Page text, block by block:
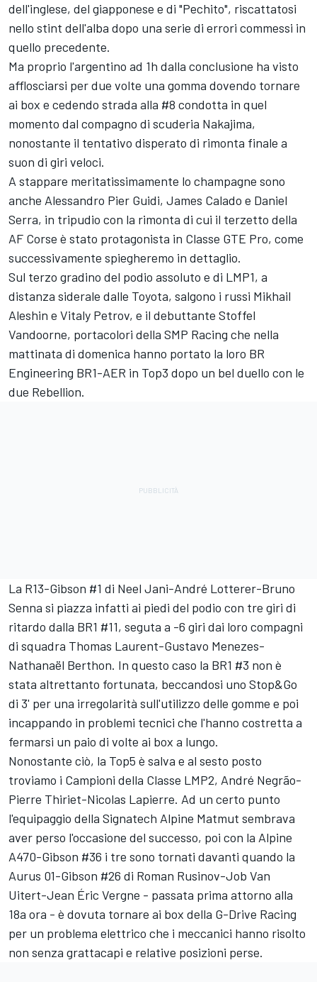
dell'inglese, del giapponese e di "Pechito", riscattatosi
nello stint dell'alba dopo una serie di errori commessi in
quello precedente.
Ma proprio l'argentino ad 1h dalla conclusione ha visto
afflosciarsi per due volte una gomma dovendo tornare
ai box e cedendo strada alla #8 condotta in quel
momento dal compagno di scuderia Nakajima,
nonostante il tentativo disperato di rimonta finale a
suon di giri veloci.
A stappare meritatissimamente lo champagne sono
anche Alessandro Pier Guidi, James Calado e Daniel
Serra, in tripudio con la rimonta di cui il terzetto della
AF Corse è stato protagonista in Classe GTE Pro, come
successivamente spiegheremo in dettaglio.
Sul terzo gradino del podio assoluto e di LMP1, a
distanza siderale dalle Toyota, salgono i russi Mikhail
Aleshin e Vitaly Petrov, e il debuttante Stoffel
Vandoorne, portacolori della SMP Racing che nella
mattinata di domenica hanno portato la loro BR
Engineering BR1-AER in Top3 dopo un bel duello con le
due Rebellion.
La R13-Gibson #1 di Neel Jani-André Lotterer-Bruno
Senna si piazza infatti ai piedi del podio con tre giri di
ritardo dalla BR1 #11, seguta a -6 giri dai loro compagni
di squadra Thomas Laurent-Gustavo Menezes-
Nathanaël Berthon. In questo caso la BR1 #3 non è
stata altrettanto fortunata, beccandosi uno Stop&Go
di 3' per una irregolarità sull'utilizzo delle gomme e poi
incappando in problemi tecnici che l'hanno costretta a
fermarsi un paio di volte ai box a lungo.
Nonostante ciò, la Top5 è salva e al sesto posto
troviamo i Campioni della Classe LMP2, André Negrão-
Pierre Thiriet-Nicolas Lapierre. Ad un certo punto
l'equipaggio della Signatech Alpine Matmut sembrava
aver perso l'occasione del successo, poi con la Alpine
A470-Gibson #36 i tre sono tornati davanti quando la
Aurus 01-Gibson #26 di Roman Rusinov-Job Van
Uitert-Jean Éric Vergne - passata prima attorno alla
18a ora - è dovuta tornare ai box della G-Drive Racing
per un problema elettrico che i meccanici hanno risolto
non senza grattacapi e relative posizioni perse.